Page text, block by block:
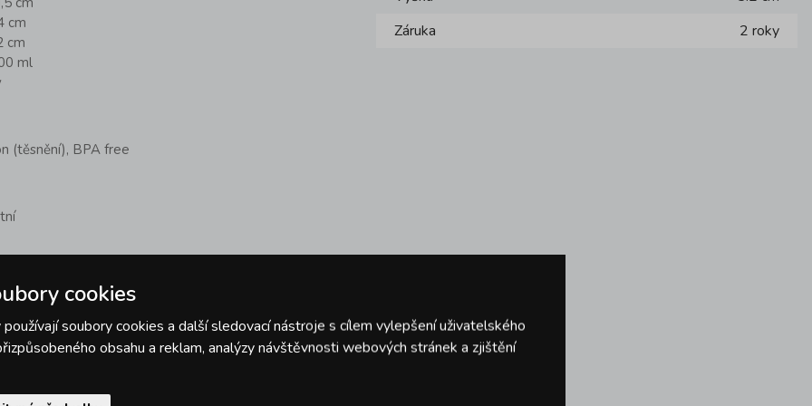
cm
cm
ml
(těsnění), BPA free
vhodná do mikrovlnné trouby, ledničky,
Záruka
2 roky
cookies
soubory cookies a další sledovací nástroje s cílem vylepšení uživatelského
obsahu a reklam, analýzy návštěvnosti webových stránek a zjištění